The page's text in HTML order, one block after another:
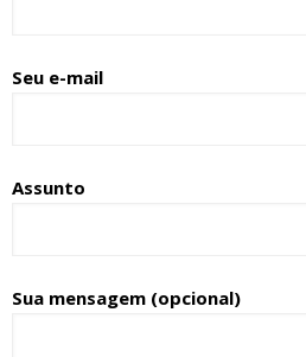
Seu e-mail
Assunto
Sua mensagem (opcional)